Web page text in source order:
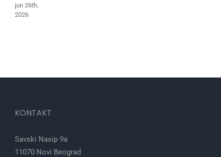
jun 26th,
2026
KONTAKT
Savski Nasip 9a
11070 Novi Beograd